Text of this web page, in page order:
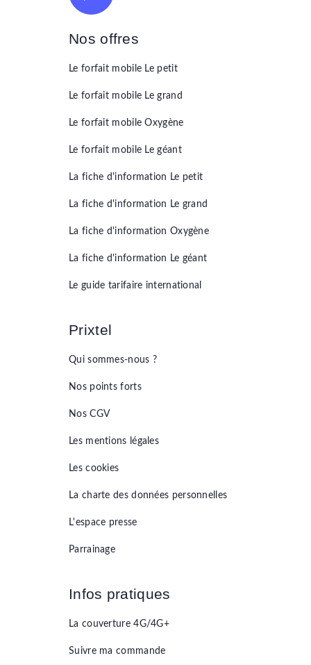
Nos offres
Le forfait mobile Le petit
Le forfait mobile Le grand
Le forfait mobileOxygène
Le forfait mobile Le géant
La fiche d'information Le petit
La fiche d'information Le grand
La fiche d'information Oxygène
La fiche d'information Le géant
Le guide tarifaire international
Prixtel
Qui sommes-nous ?
Nos points forts
Nos CGV
Les mentions légales
Les cookies
La charte des données personnelles
L'espace presse
Parrainage
Infos pratiques
La couverture 4G/4G+
Suivre ma commande